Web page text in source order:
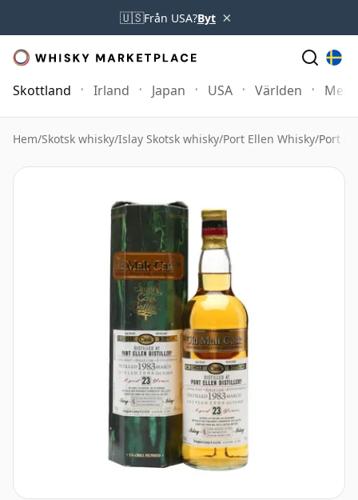
🇺🇸Från USA?Byt ×
Skottland Irland Japan USA Världen Mer
Hem/Skotsk whisky/Islay Skotsk whisky/Port Ellen Whisky/Port